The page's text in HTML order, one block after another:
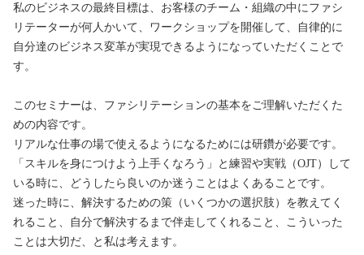
私のビジネスの最終目標は、お客様のチーム・組織の中にファシ
リテーターが何人かいて、ワークショップを開催して、自律的に
自分達のビジネス変革が実現できるようになっていただくことで
す。
このセミナーは、ファシリテーションの基本をご理解いただくた
めの内容です。
リアルな仕事の場で使えるようになるためには研鑽が必要です。
「スキルを身につけよう上手くなろう」と練習や実戦（OJT）して
いる時に、どうしたら良いのか迷うことはよくあることです。
迷った時に、解決するための策（いくつかの選択肢）を教えてく
れること、自分で解決するまで伴走してくれること、こういった
ことは大切だ、と私は考えます。